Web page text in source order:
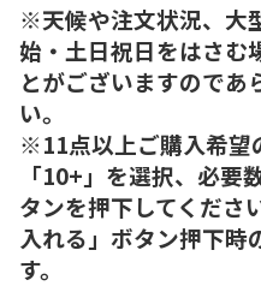
※天候や注文状況、大
始・土日祝日をはさむ
とがございますのであ
い。
※11点以上ご購入希望
「10+」を選択、必要
タンを押下してくださ
入れる」ボタン押下時
す。